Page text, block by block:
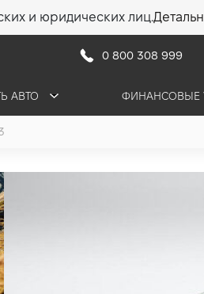
и юридических лиц.
0 800 308 999
АВТО ФИНАНСОВЫЕ
15 461